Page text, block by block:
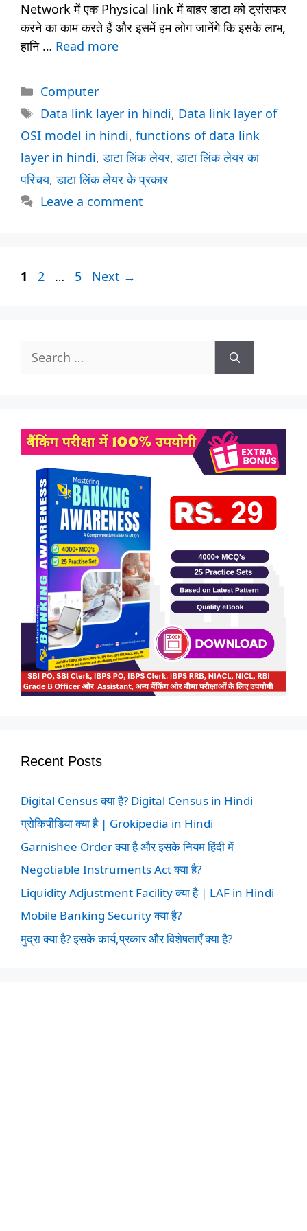
Network में एक Physical link में बाहर डाटा को ट्रांसफर
करने का काम करते हैं और इसमें हम लोग जानेंगे कि इसके लाभ,
हानि … Read more
Categories
Computer
Tags
Data link layer in hindi, Data link layer of
OSI model in hindi, functions of data link
layer in hindi,डाटा लिंक लेयर,डाटा लिंक लेयर का
परिचय,डाटा लिंक लेयर के प्रकार
Leave a comment
Page
1 Page
2 … Page
5 Next →
for:
Recent Posts
Digital Census क्या है? Digital Census in Hindi
ग्रोकिपीडिया क्या है | Grokipedia in Hindi
Garnishee Order क्या है और इसके नियम हिंदी में
Negotiable Instruments Act क्या है?
Liquidity Adjustment Facility क्या है | LAF in Hindi
Mobile Banking Security क्या है?
मुद्रा क्या है? इसके कार्य,प्रकार और विशेषताएँ क्या है?